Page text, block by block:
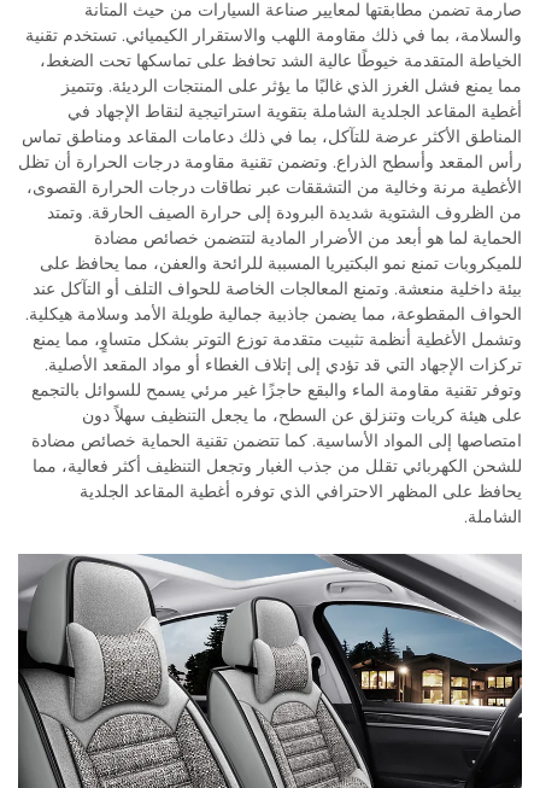
صارمة تضمن مطابقتها لمعايير صناعة السيارات من حيث المتانة
والسلامة، بما في ذلك مقاومة اللهب والاستقرار الكيميائي. تستخدم تقنية
الخياطة المتقدمة خيوطًا عالية الشد تحافظ على تماسكها تحت الضغط،
مما يمنع فشل الغرز الذي غالبًا ما يؤثر على المنتجات الرديئة. وتتميز
أغطية المقاعد الجلدية الشاملة بتقوية استراتيجية لنقاط الإجهاد في
المناطق الأكثر عرضة للتآكل، بما في ذلك دعامات المقاعد ومناطق تماس
رأس المقعد وأسطح الذراع. وتضمن تقنية مقاومة درجات الحرارة أن تظل
الأغطية مرنة وخالية من التشققات عبر نطاقات درجات الحرارة القصوى،
من الظروف الشتوية شديدة البرودة إلى حرارة الصيف الحارقة. وتمتد
الحماية لما هو أبعد من الأضرار المادية لتتضمن خصائص مضادة
للميكروبات تمنع نمو البكتيريا المسببة للرائحة والعفن، مما يحافظ على
بيئة داخلية منعشة. وتمنع المعالجات الخاصة للحواف التلف أو التآكل عند
الحواف المقطوعة، مما يضمن جاذبية جمالية طويلة الأمد وسلامة هيكلية.
وتشمل الأغطية أنظمة تثبيت متقدمة توزع التوتر بشكل متساوٍ، مما يمنع
تركزات الإجهاد التي قد تؤدي إلى إتلاف الغطاء أو مواد المقعد الأصلية.
وتوفر تقنية مقاومة الماء والبقع حاجزًا غير مرئي يسمح للسوائل بالتجمع
على هيئة كريات وتنزلق عن السطح، ما يجعل التنظيف سهلاً دون
امتصاصها إلى المواد الأساسية. كما تتضمن تقنية الحماية خصائص مضادة
للشحن الكهربائي تقلل من جذب الغبار وتجعل التنظيف أكثر فعالية، مما
يحافظ على المظهر الاحترافي الذي توفره أغطية المقاعد الجلدية
الشاملة.